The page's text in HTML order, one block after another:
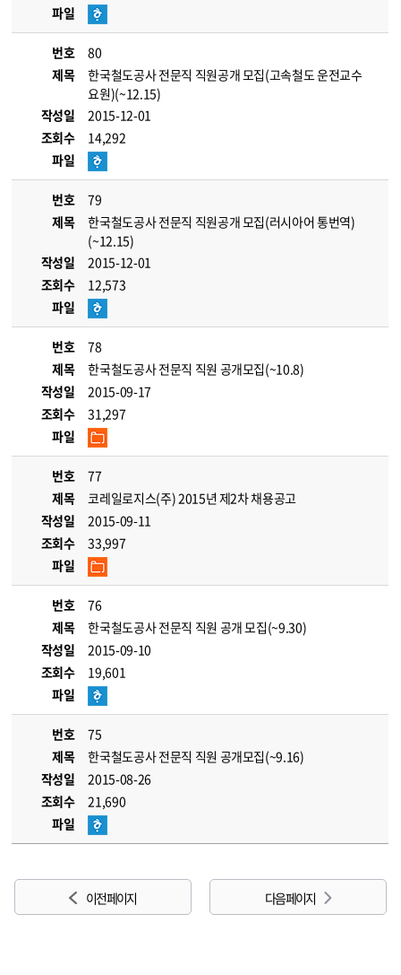
파일
번호
80
제목
한국철도공사 전문직 직원공개 모집(고속철도 운전교수
요원)(~12.15)
작성일
2015-12-01
조회수
14,292
파일
번호
79
제목
한국철도공사 전문직 직원공개 모집(러시아어 통번역)
(~12.15)
작성일
2015-12-01
조회수
12,573
파일
번호
78
제목
한국철도공사 전문직 직원 공개모집(~10.8)
작성일
2015-09-17
조회수
31,297
파일
번호
77
제목
코레일로지스(주) 2015년 제2차 채용공고
작성일
2015-09-11
조회수
33,997
파일
번호
76
제목
한국철도공사 전문직 직원 공개 모집(~9.30)
작성일
2015-09-10
조회수
19,601
파일
번호
75
제목
한국철도공사 전문직 직원 공개모집(~9.16)
작성일
2015-08-26
조회수
21,690
파일
이전 페이지 다음 페이지